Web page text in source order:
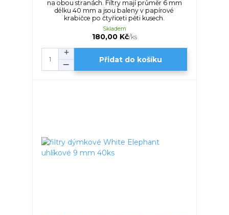
na obou stranách. Filtry mají průměr 6 mm
délku 40 mm a jsou baleny v papírové
krabičce po čtyřiceti pěti kusech.
180,00 Kč/ks
Skladem
Přidat do košíku